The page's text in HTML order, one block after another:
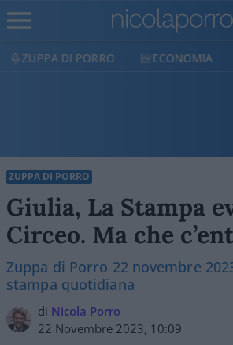
ZUPPA DI PORRO ECONOMIA
ZUPPA DI PORRO
Giulia, La Stampa
Circeo. Ma che
Zuppa di Porro 22 novembre
stampa quotidiana
di Nicola Porro
22 Novembre 2023, 10:09